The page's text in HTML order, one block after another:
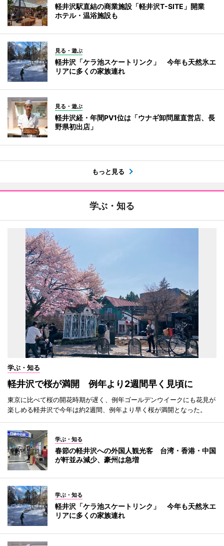
軽井沢駅直結の商業施設「軽井沢T-SITE」開業
ホテル・温浴施設も
見る・遊ぶ
軽井沢「ケラ池スケートリンク」 今年も天然氷エ
リアに多くの家族連れ
見る・遊ぶ
軽井沢経・年間PV1位は「ウナギ卸問屋直営店、長
野県初出店」
もっと見る
学ぶ・知る
学ぶ・知る
軽井沢で桜が満開 例年より2週間早く見頃に
東京に比べて桜の開花時期が遅く、例年ゴールデンウイークにも花見が
楽しめる軽井沢で今年は約2週間、例年より早く桜が満開となった。
学ぶ・知る
春節の軽井沢への外国人観光客 台湾・香港・中国
が軒並み減少、豪州は急増
学ぶ・知る
軽井沢「ケラ池スケートリンク」 今年も天然氷エ
リアに多くの家族連れ